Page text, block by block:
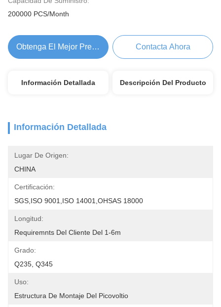
200000 PCS/Month
Obtenga El Mejor Precio Contacta Ahora
Información Detallada Descripción Del Producto
Información Detallada
Lugar De Origen:
CHINA
Certificación:
SGS,ISO 9001,ISO 14001,OHSAS 18000
Longitud:
Requiremnts Del Cliente Del 1-6m
Grado:
Q235, Q345
Uso:
Estructura De Montaje Del Picovoltio